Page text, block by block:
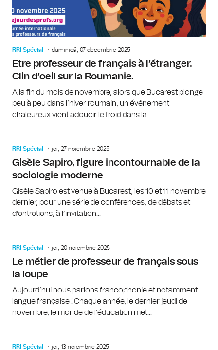
RRI Spécial duminică, 07 decembrie 2025
Etre professeur de français à l’étranger.
Clin d’oeil sur la Roumanie.
A la fin du mois de novembre, alors que Bucarest plonge
peu à peu dans l’hiver roumain, un événement
chaleureux vient adoucir le froid dans la...
RRI Spécial joi, 27 noiembrie 2025
Gisèle Sapiro, figure incontournable de la
sociologie moderne
Gisèle Sapiro est venue à Bucarest, les 10 et 11 novembre
dernier, pour une série de conférences, de débats et
d’entretiens, à l’invitation...
RRI Spécial joi, 20 noiembrie 2025
Le métier de professeur de français sous
la loupe
Aujourd’hui nous parlons francophonie et notamment
langue française ! Chaque année, le dernier jeudi de
novembre, le monde de l’éducation met...
RRI Spécial joi, 13 noiembrie 2025